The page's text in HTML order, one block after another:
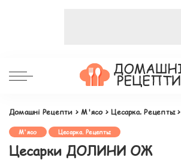
Домашні Рецепти >М'ясо>Цесарка. Рецепты>
М'ясо Цесарка. Рецепты
Цесарки ДОЛИНИ ОЖ